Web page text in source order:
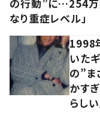
の行動”に…254万
なり重症レベル」
1998
いた
の”ま
かす
らしい